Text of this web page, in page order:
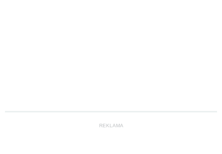
REKLAMA